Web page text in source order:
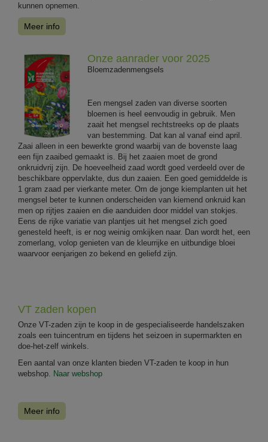
kunnen opnemen.
Meer info
Onze aanrader voor 2025
Bloemzadenmengsels
Een mengsel zaden van diverse soorten
bloemen is heel eenvoudig in gebruik. Men
zaait het mengsel rechtstreeks op de plaats
van bestemming. Dat kan al vanaf eind april.
Zaai alleen in een bewerkte grond waarbij van de bovenste laag
een fijn zaaibed gemaakt is. Bij het zaaien moet de grond
onkruidvrij zijn. De hoeveelheid zaad wordt goed verdeeld over de
beschikbare oppervlakte, dus dun zaaien. Een goed gemiddelde is
1 gram zaad per vierkante meter. Om de jonge kiemplanten uit het
mengsel beter te kunnen onderscheiden van kiemend onkruid kan
men op rijtjes zaaien en die aanduiden door middel van stokjes.
Eens de rijke variatie van plantjes uit het mengsel zich goed
genesteld heeft, is er nog weinig omkijken naar. Dan wordt het, een
zomerlang, volop genieten van de kleurrijke en uitbundige bloei
waarvoor eenjarigen zo bekend en geliefd zijn.
VT zaden kopen
Onze VT-zaden zijn te koop in de gespecialiseerde handelszaken
zoals een tuincentrum en tijdens het seizoen in supermarkten en
doe-het-zelf winkels.
Een aantal van onze klanten bieden VT-zaden te koop in hun
webshop. Naar webshop
Meer info